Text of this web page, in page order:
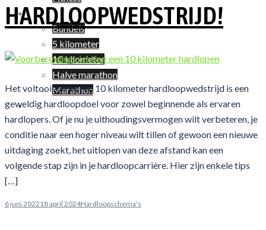
Shop
Bundels
5 kilometer
10 kilometer
Halve marathon
Marathon
Winkelwagen
HARDLOOPWEDSTRIJD!
Het voltooien van een 10 kilometer hardloopwedstrijd is een
geweldig hardloopdoel voor zowel beginnende als ervaren
hardlopers. Of je nu je uithoudingsvermogen wilt verbeteren, je
conditie naar een hoger niveau wilt tillen of gewoon een nieuwe
uitdaging zoekt, het uitlopen van deze afstand kan een
volgende stap zijn in je hardloopcarrière. Hier zijn enkele tips
[…]
6 juni 202218 april 2024Hardloopschema's